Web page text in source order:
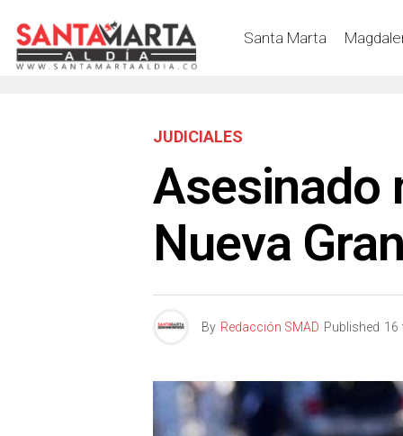
Santa Marta
JUDICIALES
Asesinado
Nueva
By Redacción SMAD Published 16